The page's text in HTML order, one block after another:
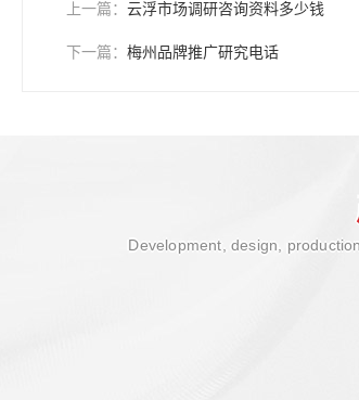
上一篇： 云浮市场调研咨询资料多少钱
下一篇： 梅州品牌推广研究电话
Development, design,